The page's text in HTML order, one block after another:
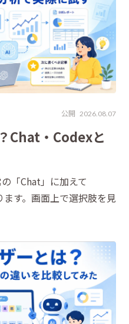
公開 2026.08.07
Chat・Codexと
「Chat」に加えて
ます。画面上で選択肢を見